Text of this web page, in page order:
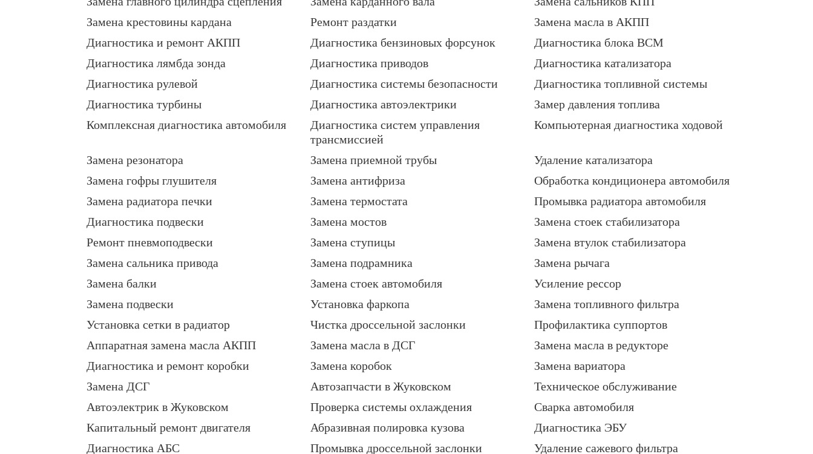
Замена крестовины кардана
Ремонт раздатки
Замена масла в АКПП
Диагностика и ремонт АКПП
Диагностика бензиновых форсунок
Диагностика блока BCM
Диагностика лямбда зонда
Диагностика приводов
Диагностика катализатора
Диагностика рулевой
Диагностика системы безопасности
Диагностика топливной системы
Диагностика турбины
Диагностика автоэлектрики
Замер давления топлива
Комплексная диагностика автомобиля
Диагностика систем управления
трансмиссией
Компьютерная диагностика ходовой
Замена резонатора Замена приемной трубы
Удаление катализатора
Замена гофры глушителя
Замена антифриза
Обработка кондиционера автомобиля
Замена радиатора печки
Замена термостата
Промывка радиатора автомобиля
Диагностика подвески
Замена мостов
Замена стоек стабилизатора
Ремонт пневмоподвески
Замена ступицы
Замена втулок стабилизатора
Замена сальника привода
Замена подрамника
Замена рычага
Замена балки
Замена стоек автомобиля
Усиление рессор
Замена подвески
Установка фаркопа
Замена топливного фильтра
Установка сетки в радиатор
Чистка дроссельной заслонки
Профилактика суппортов
Аппаратная замена масла АКПП
Замена масла в ДСГ
Замена масла в редукторе
Диагностика и ремонт коробки
Замена коробок
Замена вариатора
Замена ДСГ
Автозапчасти в Жуковском
Техническое обслуживание
Автоэлектрик в Жуковском
Проверка системы охлаждения
Сварка автомобиля
Капитальный ремонт двигателя
Абразивная полировка кузова
Диагностика ЭБУ
Диагностика АБС
Промывка дроссельной заслонки Удаление сажевого фильтра